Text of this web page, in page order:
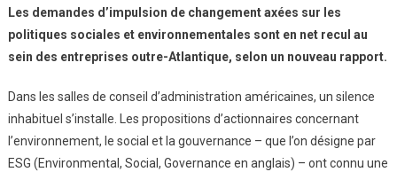
En
?
Les demandes d’impulsion de changement axées sur les
politiques sociales et environnementales sont en net recul au
sein des entreprises outre-Atlantique, selon un nouveau rapport.
Dans les salles de conseil d’administration américaines, un silence
inhabituel s’installe. Les propositions d’actionnaires concernant
l’environnement, le social et la gouvernance – que l’on désigne par
ESG (Environmental, Social, Governance en anglais) – ont connu une